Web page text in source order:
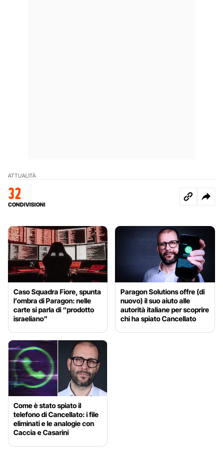
ATTUALITÀ
32
CONDIVISIONI
Caso Squadra Fiore, spunta
l’ombra di Paragon: nelle
carte si parla di “prodotto
israeliano”
Paragon Solutions offre (di
nuovo) il suo aiuto alle
autorità italiane per scoprire
chi ha spiato Cancellato
Come è stato spiato il
telefono di Cancellato: i file
eliminati e le analogie con
Caccia e Casarini